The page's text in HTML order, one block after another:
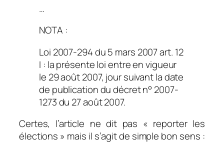
…
NOTA :
Loi 2007-294 du 5 mars 2007 art. 12
I : la présente loi entre en vigueur
le 29 août 2007, jour suivant la date
de publication du décret n° 2007-
1273 du 27 août 2007.
Certes, l’article ne dit pas « reporter les
élections » mais il s’agit de simple bon sens :